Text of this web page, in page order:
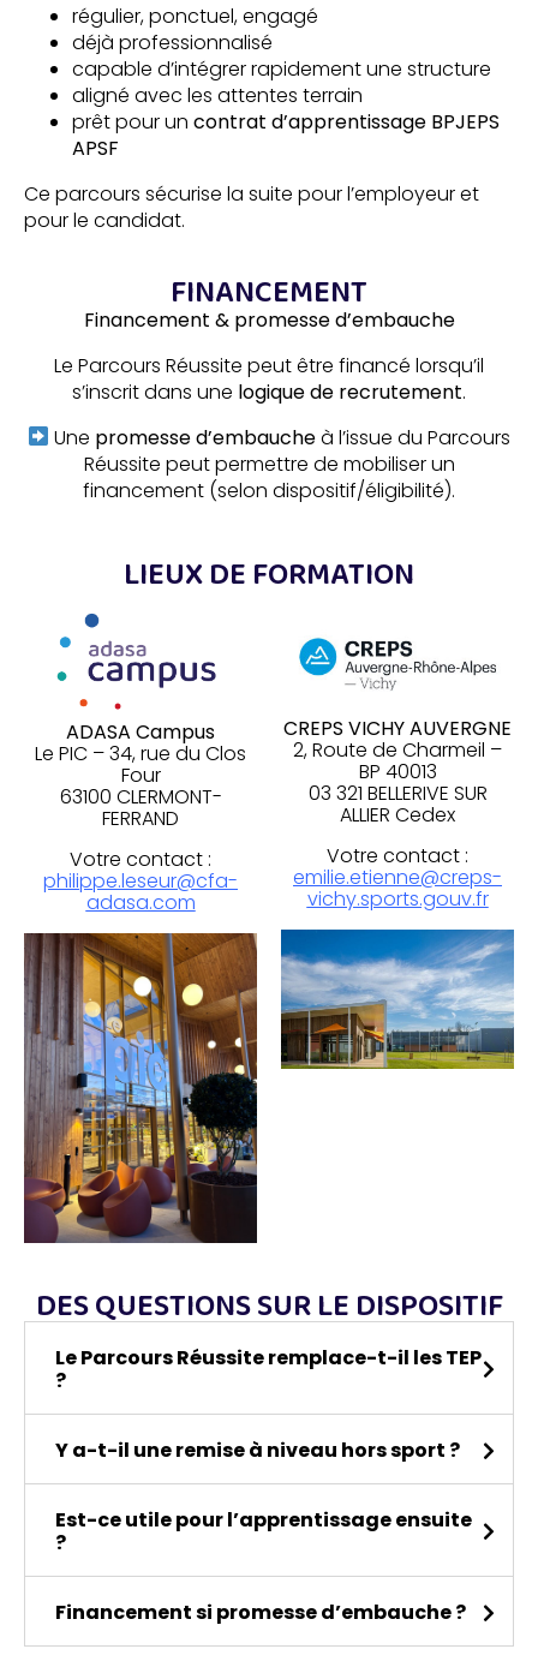
régulier, ponctuel, engagé
déjà professionnalisé
capable d’intégrer rapidement une structure
aligné avec les attentes terrain
prêt pour un contrat d’apprentissage BPJEPS
APSF
Ce parcours sécurise la suite pour l’employeur et
pour le candidat.
FINANCEMENT
Financement & promesse d’embauche
Le Parcours Réussite peut être financé lorsqu’il
s’inscrit dans une logique de recrutement.
Une promesse d’embaucheà l’issue du Parcours
Réussite peut permettre de mobiliser un
financement (selon dispositif/éligibilité).
LIEUX DE FORMATION
ADASA Campus
Le PIC – 34, rue du Clos
Four
63100 CLERMONT-
FERRAND
Votre contact :
philippe.leseur@cfa-
adasa.com
CREPS VICHY AUVERGNE
2, Route de Charmeil –
BP 40013
03 321 BELLERIVE SUR
ALLIER Cedex
Votre contact :
emilie.etienne@creps-
vichy.sports.gouv.fr
DES QUESTIONS SUR LE DISPOSITIF
Le Parcours Réussite remplace-t-il les TEP
?
Y a-t-il une remise à niveau hors sport ?
Est-ce utile pour l’apprentissage ensuite
?
Financement si promesse d’embauche ?